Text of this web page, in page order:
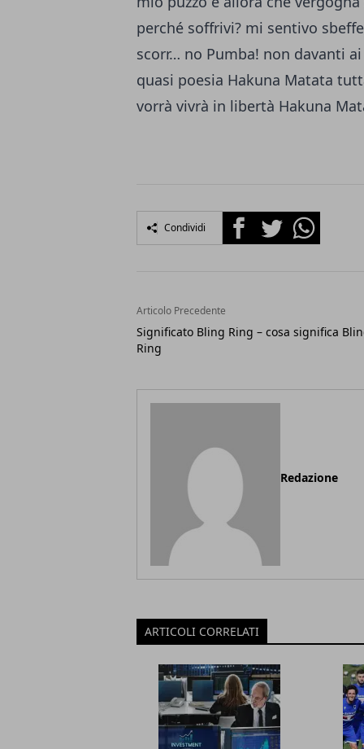
perché soffrivi? mi sentivo
scorr… no Pumba! non davanti
quasi poesia Hakuna Matata
vorrà vivrà in libertà Hakuna
Condividi FacebookTwitterWhatsapp
Articolo Precedente
Significato Bling Ring – cosa significa
Ring
Redazione
ARTICOLI CORRELATI